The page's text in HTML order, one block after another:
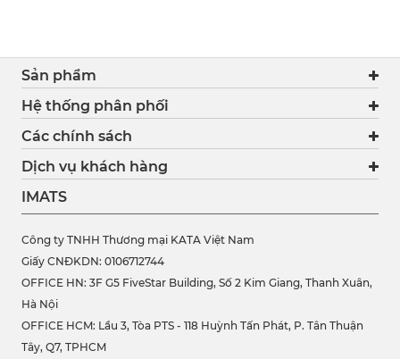
Sản phẩm
Hệ thống phân phối
Các chính sách
Dịch vụ khách hàng
IMATS
Công ty TNHH Thương mại KATA Việt Nam
Giấy CNĐKDN: 0106712744
OFFICE HN: 3F G5 FiveStar Building, Số 2 Kim Giang, Thanh Xuân,
Hà Nội
OFFICE HCM: Lầu 3, Tòa PTS - 118 Huỳnh Tấn Phát, P. Tân Thuận
Tây, Q7, TPHCM